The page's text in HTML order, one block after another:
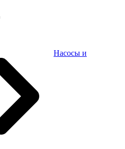
Насосы и